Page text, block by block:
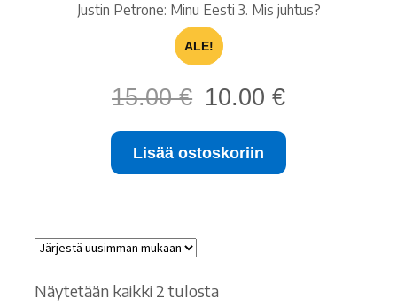
Justin Petrone: Minu Eesti 3. Mis juhtus?
ALE!
15.00€
Alkuperäinen
hinta
oli:
15.00 €.
10.00 €Nykyinen
on:
Lisää ostoskoriin
Näytetään kaikki 2 tulostaSorted